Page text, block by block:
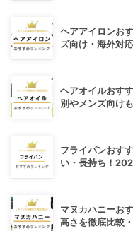
ヘアアイロンお
ズ向け・海外対
ヘアオイルおす
別やメンズ向けも
フライパンおす
い・長持ち！
マヌカハニーお
高さを徹底比較